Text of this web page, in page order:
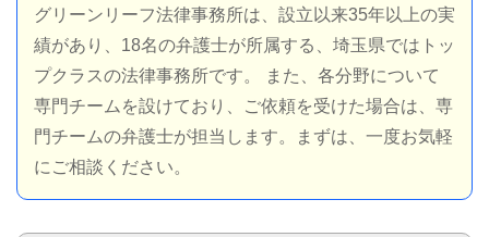
グリーンリーフ法律事務所は、設立以来35年以上の実
績があり、18名の弁護士が所属する、埼玉県ではトッ
プクラスの法律事務所です。 また、各分野について
専門チームを設けており、ご依頼を受けた場合は、専
門チームの弁護士が担当します。まずは、一度お気軽
にご相談ください。